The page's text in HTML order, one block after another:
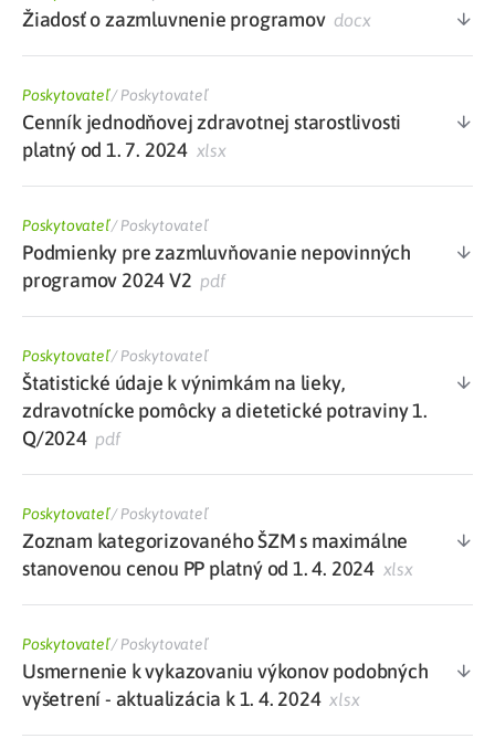
Žiadosť o zazmluvnenie programovdocx
Poskytovateľ/Poskytovateľ
Cenník jednodňovej zdravotnej starostlivosti
platný od 1. 7. 2024 xlsx
Poskytovateľ/Poskytovateľ
Podmienky pre zazmluvňovanie nepovinných
programov 2024 V2 pdf
Poskytovateľ/Poskytovateľ
Štatistické údaje k výnimkám na lieky,
zdravotnícke pomôcky a dietetické potraviny 1.
Q/2024pdf
Poskytovateľ/Poskytovateľ
Zoznam kategorizovaného ŠZM s maximálne
stanovenou cenou PP platný od 1. 4. 2024 xlsx
Poskytovateľ/Poskytovateľ
Usmernenie k vykazovaniu výkonov podobných
vyšetrení - aktualizácia k 1. 4. 2024xlsx